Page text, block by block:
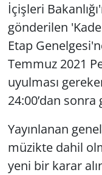
İçişleri
gönderilen
Etap
Temmuz 2021
uyulması
24:00’dan
Yayınlanan
müzikte dahil
yeni bir karar
SPOR
Yerel